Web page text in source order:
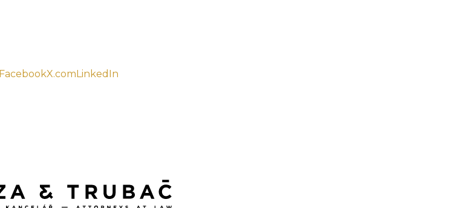
FacebookX.com LinkedIn